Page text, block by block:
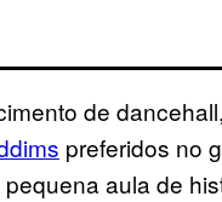
de
preferidos no
aula de